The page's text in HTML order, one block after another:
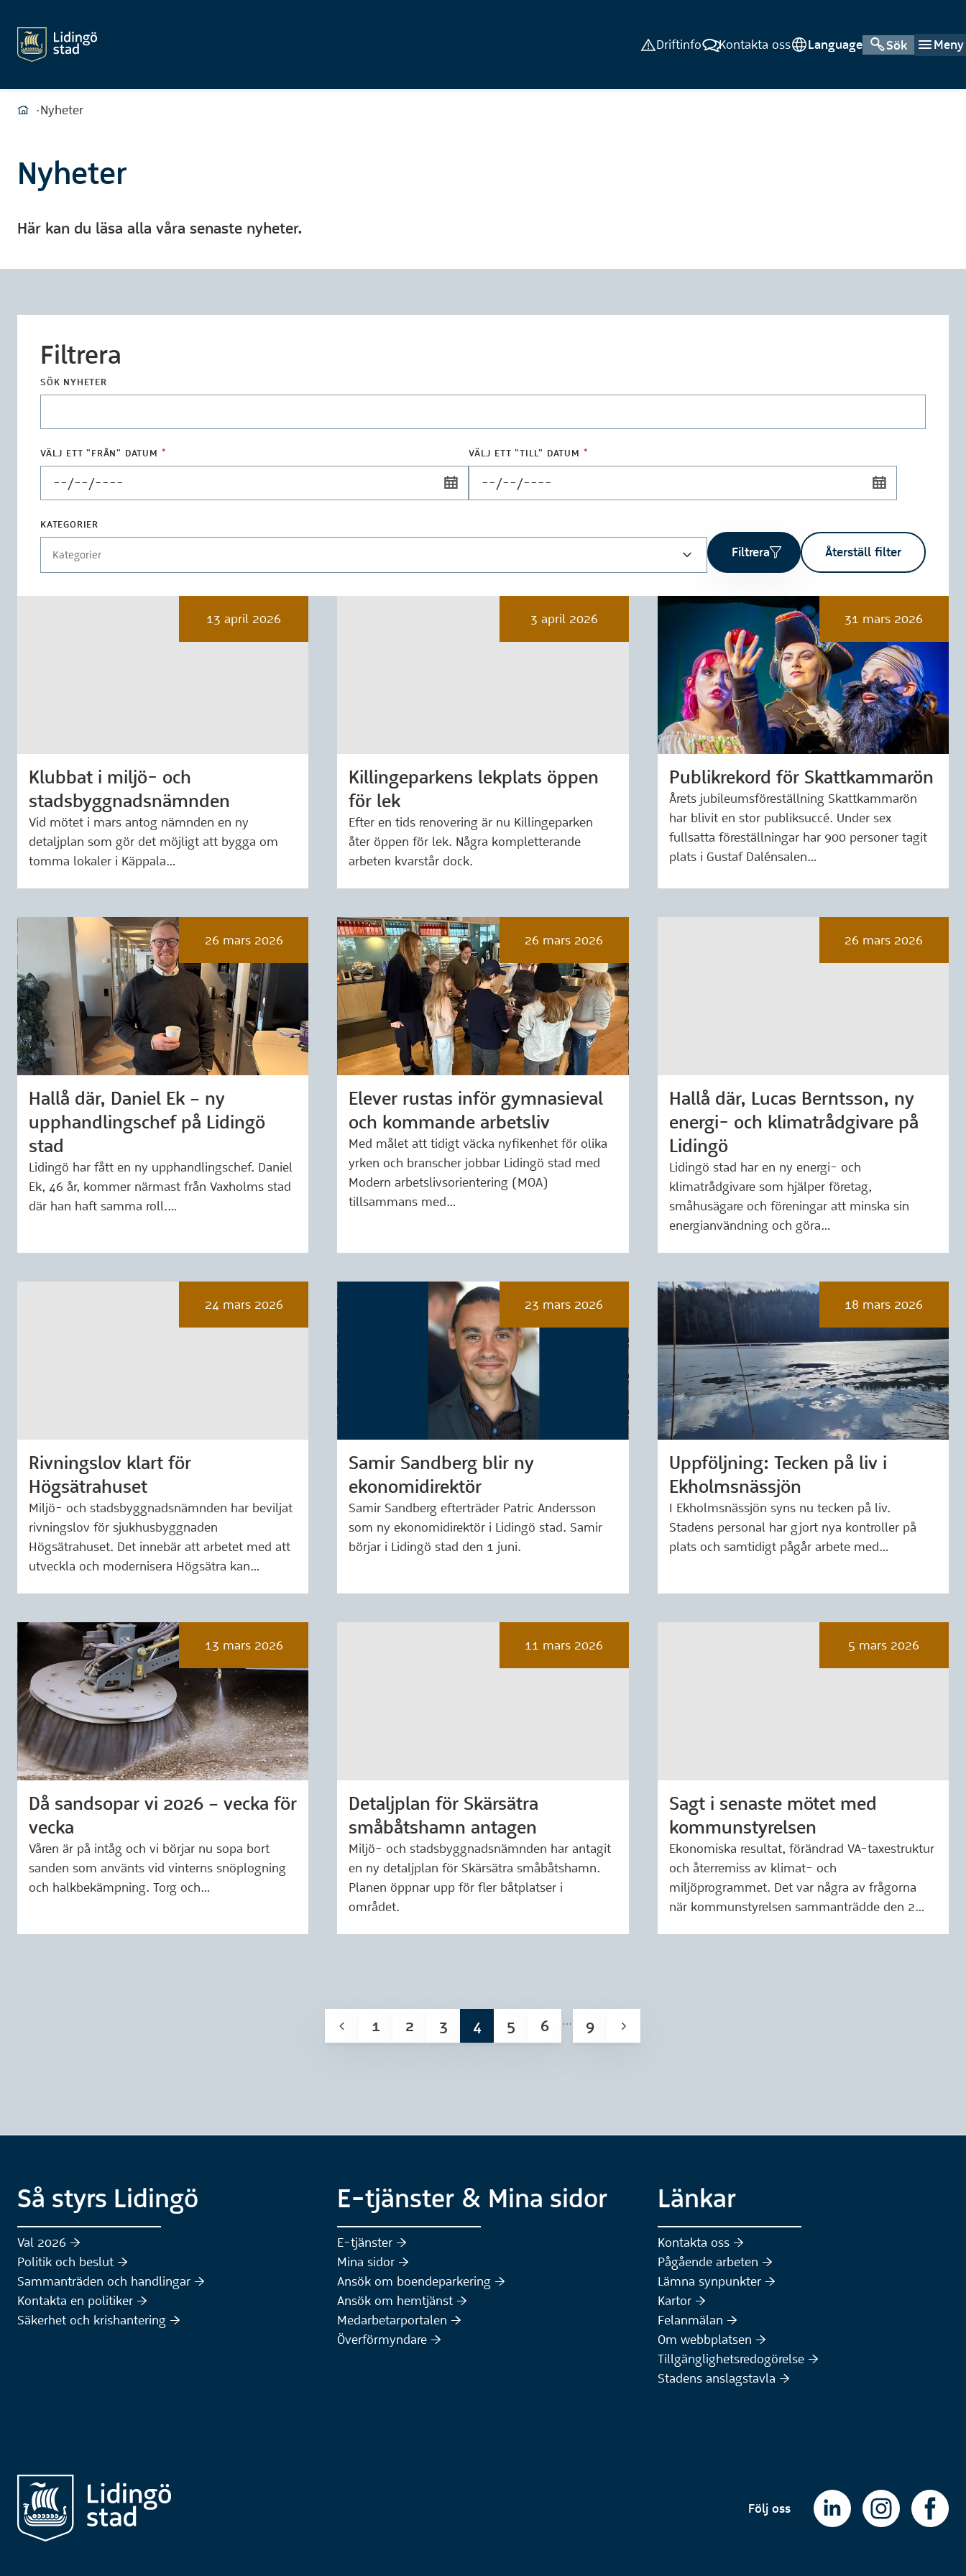
Sök Meny
Driftinfo Kontakta oss
Language
Du är här:
Hem
Nyheter
Nyheter
Här kan du läsa alla våra senaste nyheter.
Filtrera
SÖK NYHETER
VÄLJ ETT "FRÅN" DATUM * VÄLJ ETT "TILL" DATUM *
KATEGORIER
Kategorier Filtrera Återställ filter
13 april 2026
Klubbat i miljö- och
stadsbyggnadsnämnden
Märkning: 13 april 2026
Vid mötet i mars antog nämnden en ny
detaljplan som gör det möjligt att bygga om
tomma lokaler i Käppala…
3 april 2026
Killingeparkens lekplats öppen
för lek
Märkning: 3 april 2026
Efter en tids renovering är nu Killingeparken
åter öppen för lek. Några kompletterande
arbeten kvarstår dock.
31 mars 2026
Publikrekord för Skattkammarön
Märkning: 31 mars 2026
Årets jubileumsföreställning Skattkammarön
har blivit en stor publiksuccé. Under sex
fullsatta föreställningar har 900 personer tagit
plats i Gustaf Dalénsalen…
26 mars 2026
Hallå där, Daniel Ek – ny
upphandlingschef på Lidingö
stad
Märkning: 26 mars 2026
Lidingö har fått en ny upphandlingschef. Daniel
Ek, 46 år, kommer närmast från Vaxholms stad
där han haft samma roll.…
26 mars 2026
Elever rustas inför gymnasieval
och kommande arbetsliv
Märkning: 26 mars 2026
Med målet att tidigt väcka nyfikenhet för olika
yrken och branscher jobbar Lidingö stad med
Modern arbetslivsorientering (MOA)
tillsammans med…
26 mars 2026
Hallå där, Lucas Berntsson, ny
energi- och klimatrådgivare på
Lidingö
Märkning: 26 mars 2026
Lidingö stad har en ny energi- och
klimatrådgivare som hjälper företag,
småhusägare och föreningar att minska sin
energianvändning och göra…
24 mars 2026
Rivningslov klart för
Högsätrahuset
Märkning: 24 mars 2026
Miljö- och stadsbyggnadsnämnden har beviljat
rivningslov för sjukhusbyggnaden
Högsätrahuset. Det innebär att arbetet med att
utveckla och modernisera Högsätra kan…
23 mars 2026
Samir Sandberg blir ny
ekonomidirektör
Märkning: 23 mars 2026
Samir Sandberg efterträder Patric Andersson
som ny ekonomidirektör i Lidingö stad. Samir
börjar i Lidingö stad den 1 juni.
18 mars 2026
Uppföljning: Tecken på liv i
Ekholmsnässjön
Märkning: 18 mars 2026
I Ekholmsnässjön syns nu tecken på liv.
Stadens personal har gjort nya kontroller på
plats och samtidigt pågår arbete med…
13 mars 2026
Då sandsopar vi 2026 – vecka för
vecka
Märkning: 13 mars 2026
Våren är på intåg och vi börjar nu sopa bort
sanden som använts vid vinterns snöplogning
och halkbekämpning. Torg och…
11 mars 2026
Detaljplan för Skärsätra
småbåtshamn antagen
Märkning: 11 mars 2026
Miljö- och stadsbyggnadsnämnden har antagit
en ny detaljplan för Skärsätra småbåtshamn.
Planen öppnar upp för fler båtplatser i
området.
5 mars 2026
Sagt i senaste mötet med
kommunstyrelsen
Märkning: 5 mars 2026
Ekonomiska resultat, förändrad VA-taxestruktur
och återremiss av klimat- och
miljöprogrammet. Det var några av frågorna
när kommunstyrelsen sammanträdde den 2…
1 2 3 4 5 6 9
Så styrs Lidingö
Val 2026 :höger:
Politik och beslut :höger:
Sammanträden och handlingar :höger:
Kontakta en politiker :höger:
Säkerhet och krishantering :höger:
E-tjänster & Mina sidor
E-tjänster :höger:
Mina sidor :höger:
Ansök om boendeparkering :höger:
Ansök om hemtjänst :höger:
Medarbetarportalen :höger:
Överförmyndare :höger:
Länkar
Kontakta oss :höger:
Pågående arbeten :höger:
Lämna synpunkter :höger:(Extern webbplats)
Kartor :höger:(Extern webbplats)
Felanmälan :höger:(Extern webbplats)
Om webbplatsen :höger:
Tillgänglighetsredogörelse :höger:
Stadens anslagstavla :höger:
Följ oss